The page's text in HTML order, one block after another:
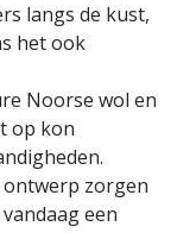
langs de kust,
het ook
Noorse wol en
op kon
ontwerp zorgen
een